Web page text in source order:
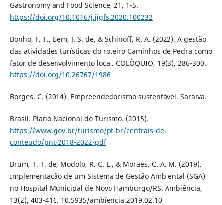
Gastronomy and Food Science, 21, 1-5.
https://doi.org/10.1016/j.ijgfs.2020.100232
Bonho, F. T., Bem, J. S. de, & Schinoff, R. A. (2022). A gestão
das atividades turísticas do roteiro Caminhos de Pedra como
fator de desenvolvimento local. COLÒQUIO, 19(3), 286-300.
https://doi.org/10.26767/1986
Borges, C. (2014). Empreendedorismo sustentável. Saraiva.
Brasil. Plano Nacional do Turismo. (2015).
https://www.gov.br/turismo/pt-br/centrais-de-
conteudo/pnt-2018-2022-pdf
Brum, T. T. de, Modolo, R. C. E., & Moraes, C. A. M. (2019).
Implementação de um Sistema de Gestão Ambiental (SGA)
no Hospital Municipal de Novo Hamburgo/RS. Ambiência,
13(2), 403-416. 10.5935/ambiencia.2019.02.10